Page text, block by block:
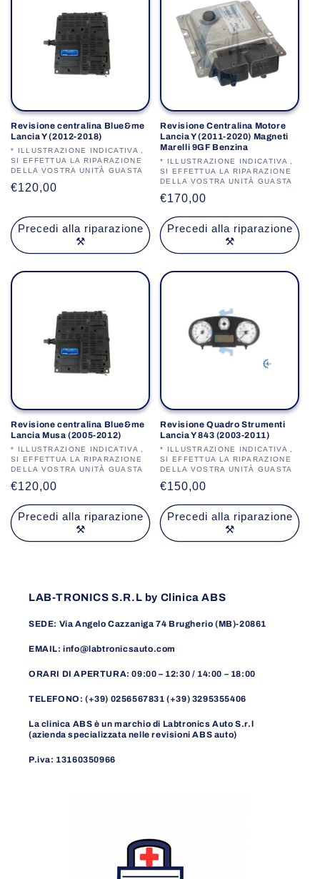
o
n
e
:
Revisione centralina Blue&me
Lancia Y (2012-2018)
Produttore:
* ILLUSTRAZIONE INDICATIVA ,
SI EFFETTUA LA RIPARAZIONE
DELLA VOSTRA UNITÀ GUASTA
Prezzo
listino
€120,00
Precedi alla riparazione
⚒️
Revisione Centralina Motore
Lancia Y (2011-2020) Magneti
Marelli 9GF Benzina
Produttore:
* ILLUSTRAZIONE INDICATIVA ,
SI EFFETTUA LA RIPARAZIONE
DELLA VOSTRA UNITÀ GUASTA
Prezzo
di
listino
€170,00
Precedi alla riparazione
⚒️
Revisione centralina Blue&me
Lancia Musa (2005-2012)
Produttore:
* ILLUSTRAZIONE INDICATIVA ,
SI EFFETTUA LA RIPARAZIONE
DELLA VOSTRA UNITÀ GUASTA
Prezzo
di
listino
€120,00
Precedi alla riparazione
⚒️
Revisione Quadro Strumenti
Lancia Y 843 (2003-2011)
Produttore:
* ILLUSTRAZIONE INDICATIVA ,
SI EFFETTUA LA RIPARAZIONE
DELLA VOSTRA UNITÀ GUASTA
Prezzo
di
listino
€150,00
Precedi alla riparazione
⚒️
LAB-TRONICS S.R.L by Clinica ABS
SEDE: Via Angelo Cazzaniga 74 Brugherio (MB)-20861
EMAIL: info@labtronicsauto.com
ORARI DI APERTURA: 09:00 – 12:30 / 14:00 – 18:00
TELEFONO: (+39) 0256567831 (+39) 3295355406
La clinica ABS è un marchio di Labtronics Auto S.r.l
(azienda specializzata nelle revisioni ABS auto)
P.iva: 13160350966